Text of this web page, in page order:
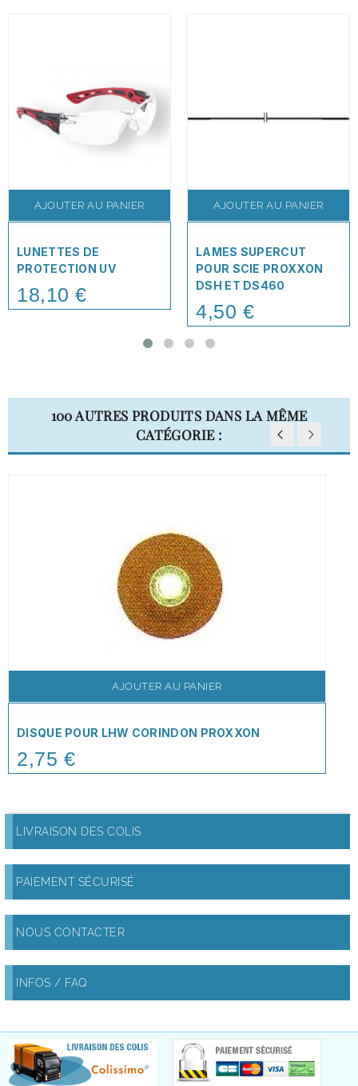
AJOUTER AU PANIER
LUNETTES DE
PROTECTION UV
Price
18,10 €
AJOUTER AU PANIER
LAMES SUPERCUT
POUR SCIE PROXXON
DSH ET DS460
Price
4,50 €
100 AUTRES PRODUITS DANS LA MÊME
CATÉGORIE :
AJOUTER AU PANIER
DISQUE POUR LHW CORINDON PROXXON
Price
2,75 €
LIVRAISON DES COLIS
PAIEMENT SÉCURISÉ
NOUS CONTACTER
INFOS / FAQ